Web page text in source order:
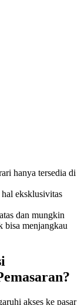
hanya tersedia di
eksklusivitas
dan mungkin
bisa menjangkau
akses ke pasar